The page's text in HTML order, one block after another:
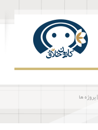
| پروژه ها